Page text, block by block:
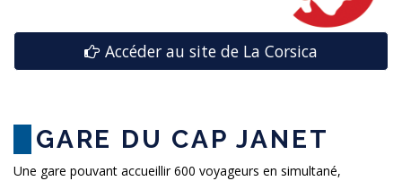
Accéder au site de La Corsica
GARE DU CAP JANET
Une gare pouvant accueillir 600 voyageurs en simultané,